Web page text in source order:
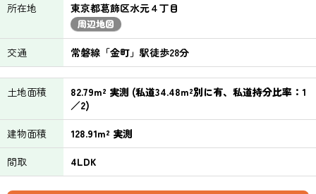
所在地 東京都葛飾区水元４丁目
周辺地図
交通 常磐線「金町」駅徒歩28分
土地面積
82.79m² 実測 (私道34.48m²別に有、私道持分比率：1
／2)
建物面積
128.91m² 実測
間取
4LDK